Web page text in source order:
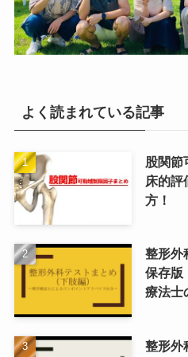
よく読まれている記事
股関
床的評
方！
整形外
保存版
療法士
整形外